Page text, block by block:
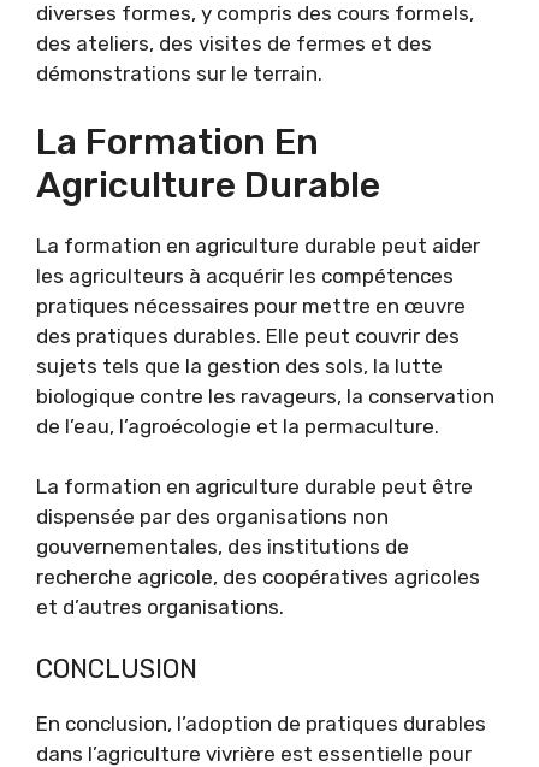
diverses formes, y compris des cours formels,
des ateliers, des visites de fermes et des
démonstrations sur le terrain.
La Formation En
Agriculture Durable
La formation en agriculture durable peut aider
les agriculteurs à acquérir les compétences
pratiques nécessaires pour mettre en œuvre
des pratiques durables. Elle peut couvrir des
sujets tels que la gestion des sols, la lutte
biologique contre les ravageurs, la conservation
de l’eau, l’agroécologie et la permaculture.
La formation en agriculture durable peut être
dispensée par des organisations non
gouvernementales, des institutions de
recherche agricole, des coopératives agricoles
et d’autres organisations.
CONCLUSION
En conclusion, l’adoption de pratiques durables
dans l’agriculture vivrière est essentielle pour